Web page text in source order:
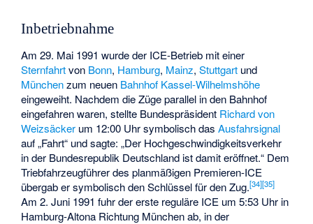
Inbetriebnahme
Am 29. Mai 1991 wurde der ICE-Betrieb mit einer
Sternfahrtvon Bonn, Hamburg, Mainz,Stuttgart und
Münchenzum neuen Bahnhof Kassel-Wilhelmshöhe
eingeweiht. Nachdem die Züge parallel in den Bahnhof
eingefahren waren, stellte Bundespräsident Richard von
Weizsäcker um 12:00 Uhr symbolisch dasAusfahrsignal
auf „Fahrt“ und sagte: „Der Hochgeschwindigkeitsverkehr
in der Bundesrepublik Deutschland ist damit eröffnet.“ Dem
Triebfahrzeugführer des planmäßigen Premieren-ICE
übergab er symbolisch den Schlüssel für den Zug.[34][35]
Am 2. Juni 1991 fuhr der erste reguläre ICE um 5:53 Uhr in
Hamburg-Altona Richtung München ab, in der